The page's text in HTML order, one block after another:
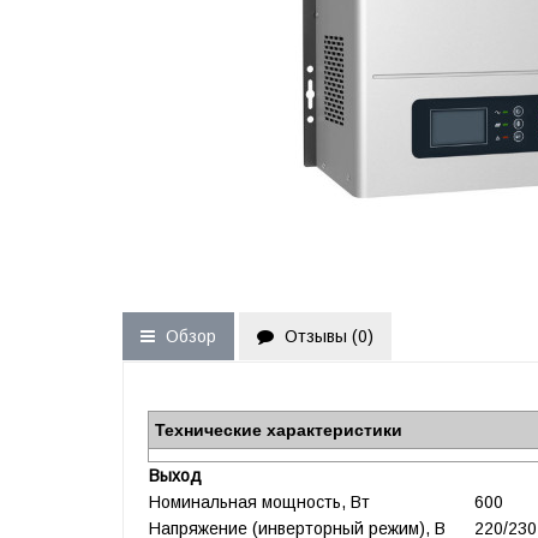
Обзор Отзывы (0)
Технические характеристики
Номинальная мощность, Вт
600
Напряжение (инверторный режим), В
220/
Выход